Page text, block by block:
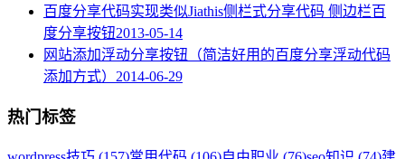
百度分享代码实现类似Jiathis侧栏式分享代码 侧边栏百
度分享按钮2013-05-14
网站添加浮动分享按钮（简洁好用的百度分享浮动代码
添加方式） 2014-06-29
热门标签